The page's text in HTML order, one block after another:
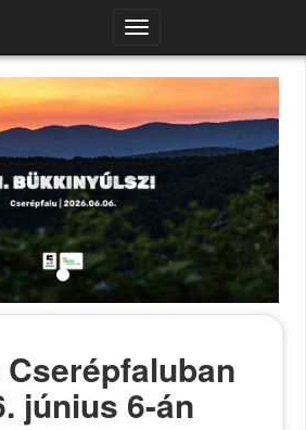
Navigációs
menü
június 6-án